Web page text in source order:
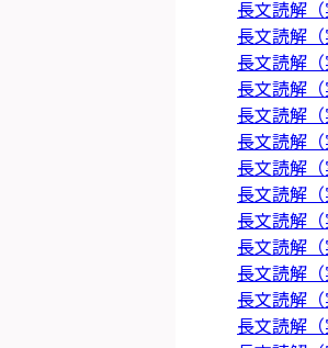
長文読解
長文読解
長文読解
長文読解
長文読解
長文読解
長文読解
長文読解
長文読解
長文読解
長文読解
長文読解
長文読解